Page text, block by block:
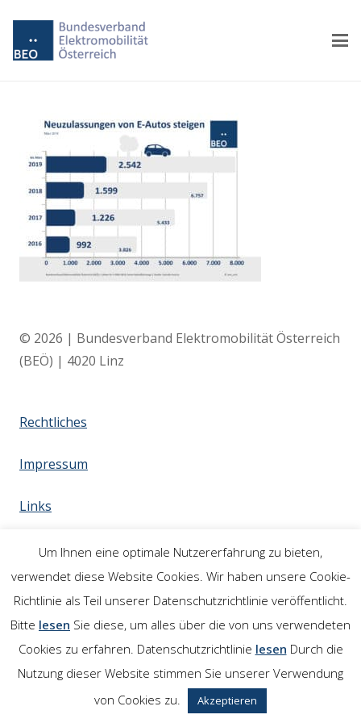
© 2026 | Bundesverband Elektromobilität Österreich
(BEÖ) | 4020 Linz
Rechtliches
Impressum
Links
Um Ihnen eine optimale Nutzererfahrung zu bieten,
verwendet diese Website Cookies. Wir haben unsere Cookie-
Richtlinie als Teil unserer Datenschutzrichtlinie veröffentlicht.
Bitte lesen Sie diese, um alles über die von uns verwendeten
Cookies zu erfahren. Datenschutzrichtlinie lesen Durch die
Nutzung dieser Website stimmen Sie unserer Verwendung
von Cookies zu.
Akzeptieren